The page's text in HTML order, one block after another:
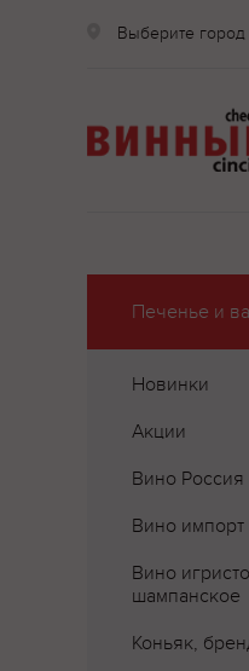
Выберите город
Печенье и
Новинки
Акции
Вино Россия
Вино импорт
Вино
шампанское
Коньяк,